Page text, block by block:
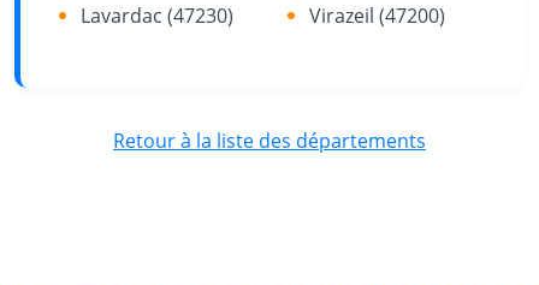
Lavardac (47230)
Virazeil (47200)
Retour à la liste des départements